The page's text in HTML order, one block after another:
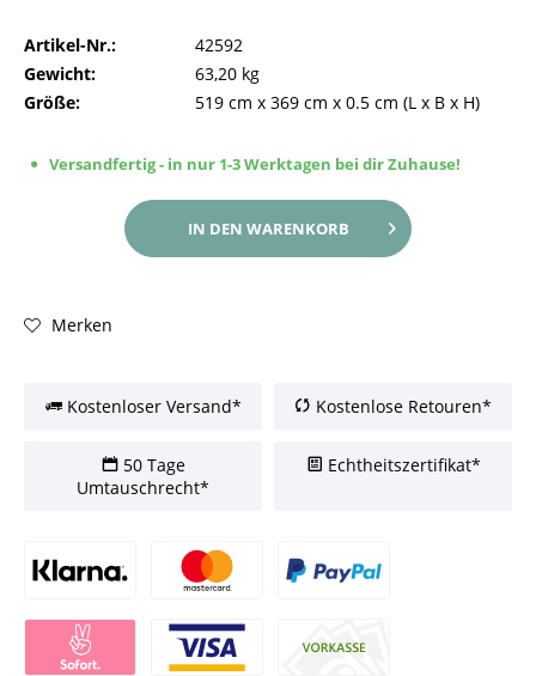
Artikel-Nr.:
42592
Gewicht:
63,20 kg
Größe:
519 cm x 369 cm x 0.5 cm (L x B x H)
Versandfertig - in nur 1-3 Werktagen bei dir Zuhause!
IN DEN WARENKORB
Merken
Kostenloser Versand* Kostenlose Retouren*
50 Tage
Umtauschrecht*
Echtheitszertifikat*